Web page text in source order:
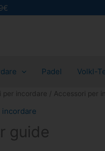
Padel Volkl-
per incordare / Accessori per
guide
Il
prezzo
attuale